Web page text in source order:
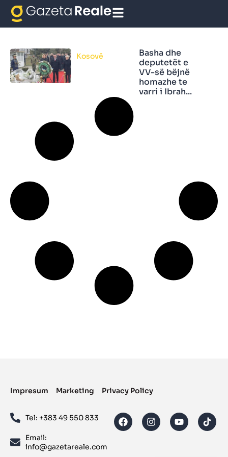
varri Rugoves
Kosovë
Basha dhe
deputetët e
VV-së bëjnë
homazhe te
varri i Ibrah...
Impresum Marketing Privacy Policy
Tel: ‪+383 49 550 833‬
Email:
info@gazetareale.com